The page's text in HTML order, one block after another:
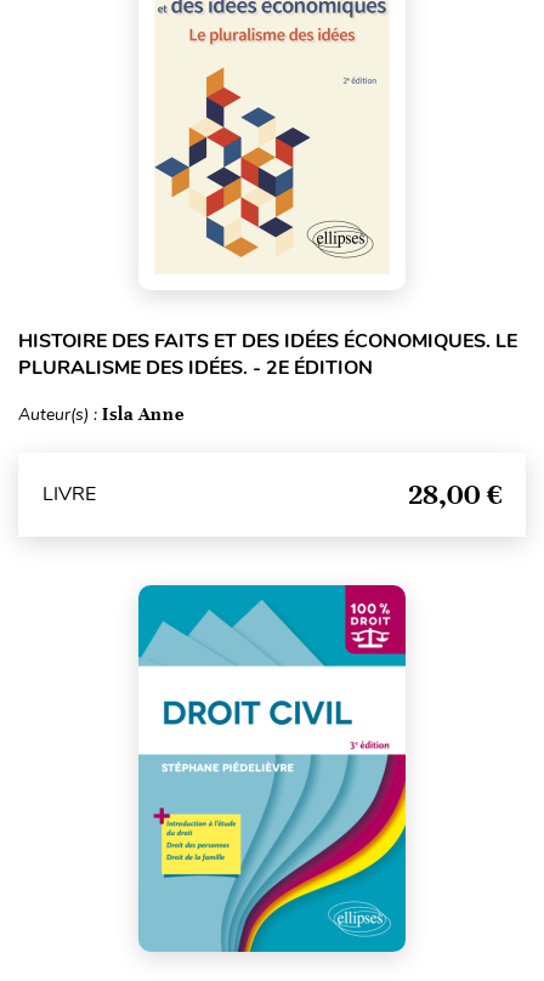
HISTOIRE DES FAITS ET DES IDÉES ÉCONOMIQUES. LE
PLURALISME DES IDÉES. - 2E ÉDITION
Auteur(s) : Isla Anne
LIVRE 28,00 €